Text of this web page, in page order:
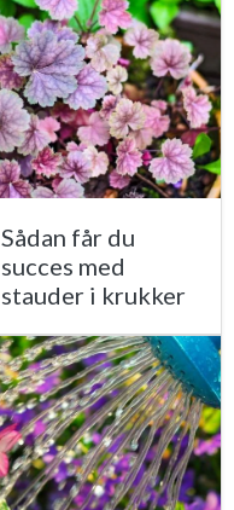
Sådan får du
succes med
stauder i krukker